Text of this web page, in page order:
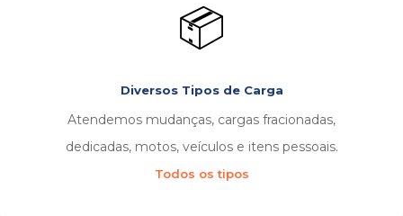
📦
Diversos Tipos de Carga
Atendemos mudanças, cargas fracionadas,
dedicadas, motos, veículos e itens pessoais.
Todos os tipos